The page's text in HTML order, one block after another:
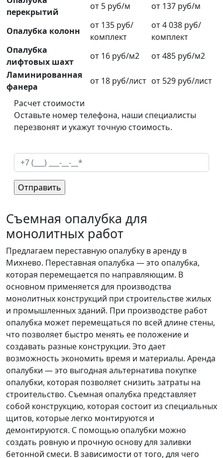
перекрытий
от 5 руб/м от 137 руб/м
Опалубка колонн
от 135 руб/
комплект
от 4 038 руб/
комплект
Опалубка
лифтовых шахт
от 16 руб/м2
от 485 руб/м2
Ламинированная
фанера
от 18 руб/лист от 529 руб/лист
Расчет стоимости
Оставьте номер телефона, наши специалисты
перезвонят и укажут точную стоимость.
Съемная опалубка для
монолитных работ
Предлагаем переставную опалубку в аренду в
Михнево. Переставная опалубка — это опалубка,
которая перемещается по направляющим. В
основном применяется для производства
монолитных конструкций при строительстве жилых
и промышленных зданий. При производстве работ
опалубка может перемещаться по всей длине стены,
что позволяет быстро менять ее положение и
создавать разные конструкции. Это дает
возможность экономить время и материалы. Аренда
опалубки — это выгодная альтернатива покупке
опалубки, которая позволяет снизить затраты на
строительство. Съемная опалубка представляет
собой конструкцию, которая состоит из специальных
щитов, которые легко монтируются и
демонтируются. С помощью опалубки можно
создать ровную и прочную основу для заливки
бетонной смеси. В зависимости от того, для чего